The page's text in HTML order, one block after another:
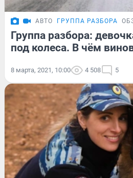
АВТО ГРУППА РАЗБОРА
Группа разбора:
под колеса. В чём
8 марта, 2021, 10:00 4 508 5